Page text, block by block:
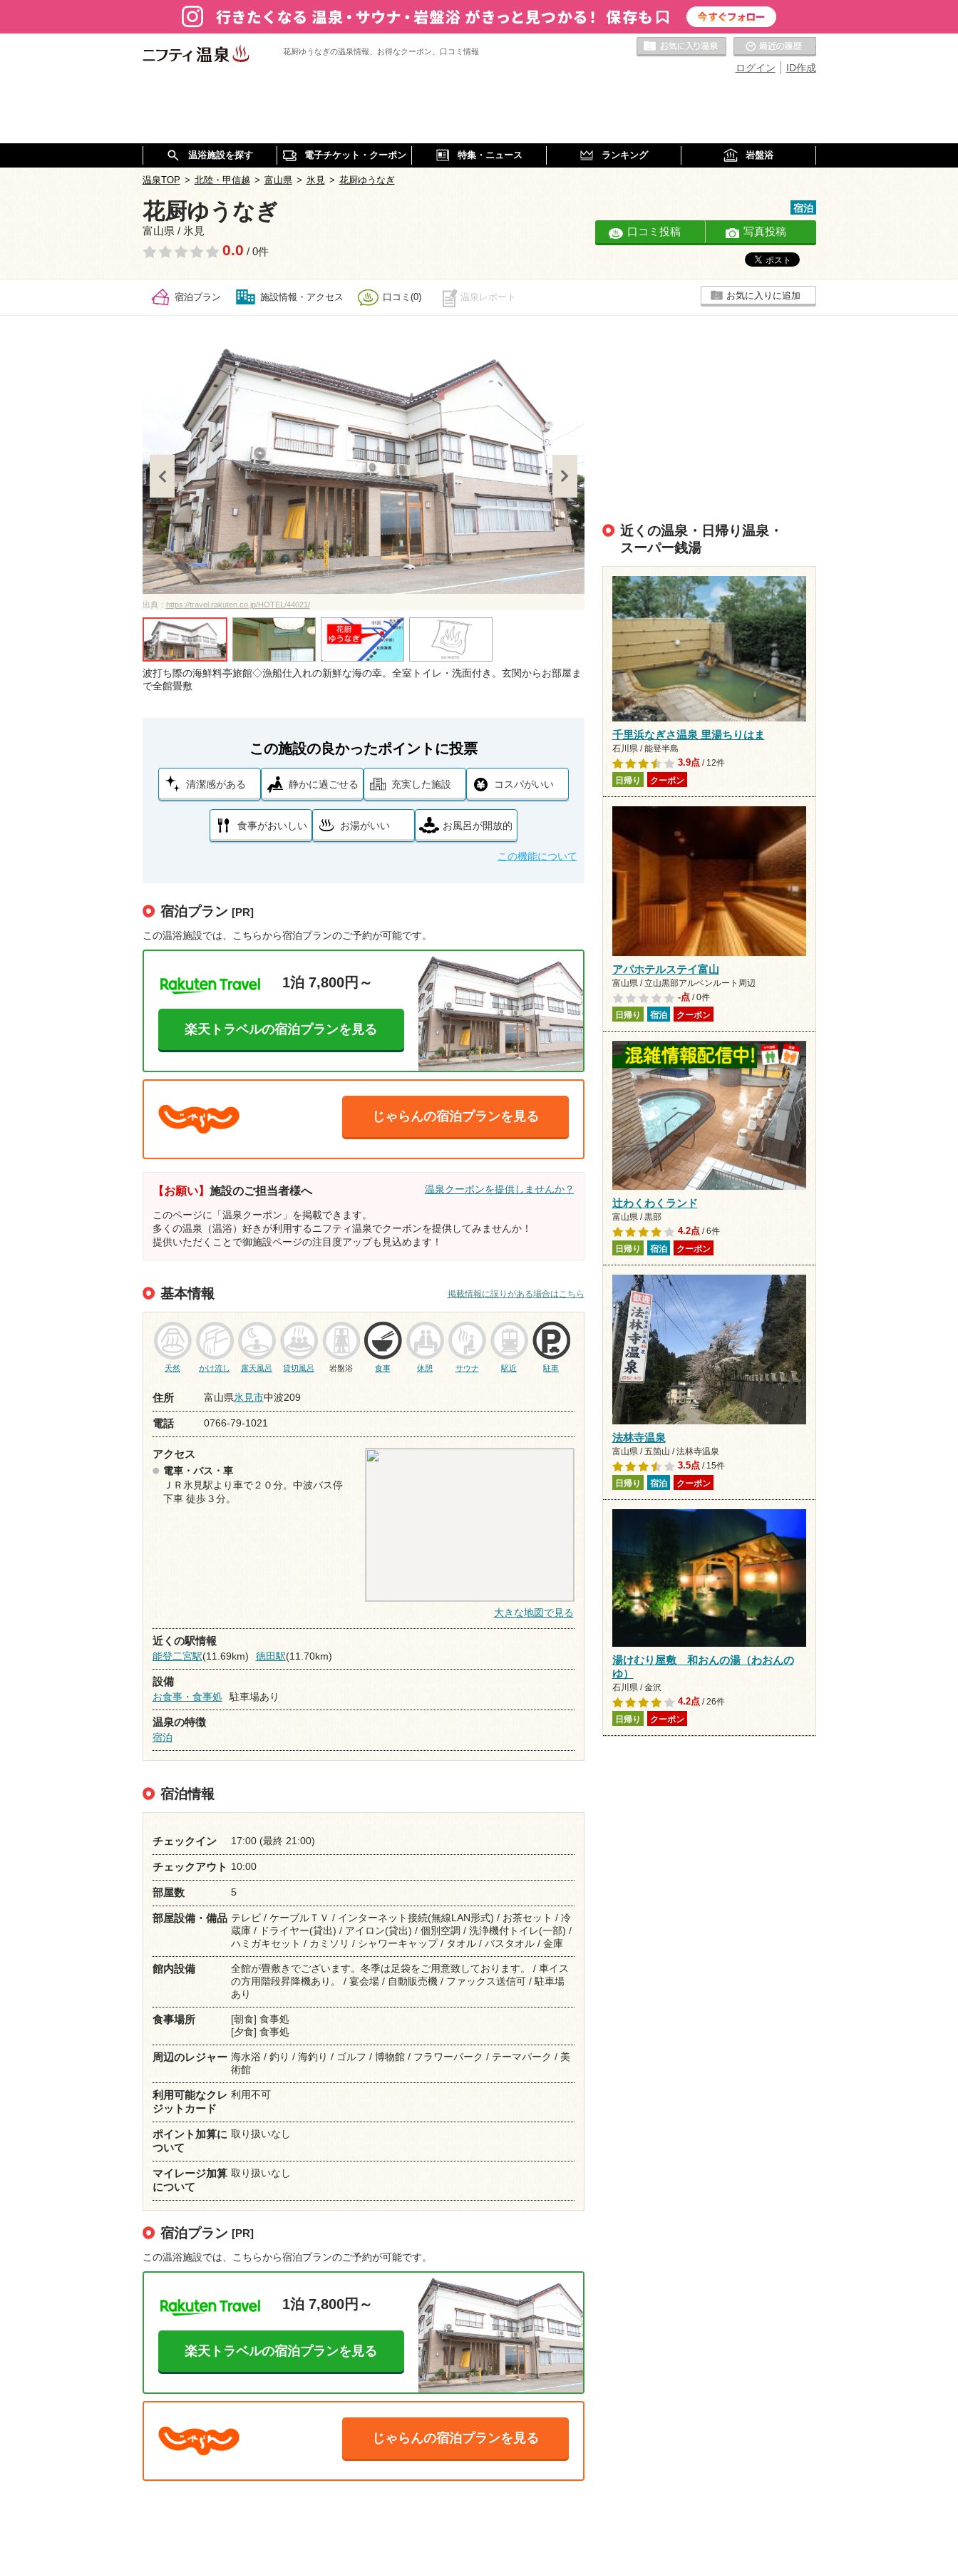
花厨ゆうなぎの温泉情報、お得なクーポン、口コミ情報
ID作成
ログイン
お気に入りの温泉
温浴施設を探す 電子チケット・クーポン 特集・ニュース ランキング 岩盤浴
温泉TOP > 北陸・甲信越 > 富山県 > 氷見 > 花厨ゆうなぎ
花厨ゆうなぎ
富山県 / 氷見
0.0 / 0件
宿泊
口コミ投稿 写真投稿
宿泊プラン 施設情報・アクセス 口コミ(0) 温泉レポート お気に入りに追加
出典： https://travel.rakuten.co.jp/HOTEL/44021/ https://travel.rakuten.co.jp/HOTEL/44021/
波打ち際の海鮮料亭旅館◇漁船仕入れの新鮮な海の幸。全室トイレ・洗面付き。玄関からお部屋ま
で全館畳敷
この施設の良かったポイントに投票
清潔感がある 静かに過ごせる 充実した施設 コスパがいい
食事がおいしい お湯がいい お風呂が開放的
この機能について
宿泊プラン [PR]
この温浴施設では、こちらから宿泊プランのご予約が可能です。
1泊 7,800円～
楽天トラベルの宿泊プランを見る
じゃらんの宿泊プランを見る
【お願い】 施設のご担当者様へ 温泉クーポンを提供しませんか？
このページに「温泉クーポン」を掲載できます。
多くの温泉（温浴）好きが利用するニフティ温泉でクーポンを提供してみませんか！
提供いただくことで御施設ページの注目度アップも見込めます！
基本情報 掲載情報に誤りがある場合はこちら
天然 かけ流し 露天風呂 貸切風呂 岩盤浴 食事 休憩 サウナ 駅近 駐車
住所 富山県氷見市中波209
電話 0766-79-1021
アクセス
電車・バス・車
ＪＲ氷見駅より車で２０分。中波バス停
下車 徒歩３分。
大きな地図で見る
近くの駅情報
能登二宮駅(11.69km) 徳田駅(11.70km)
設備
お食事・食事処
駐車場あり
温泉の特徴
宿泊
宿泊情報
チェックイン 17:00 (最終 21:00)
チェックアウト 10:00
部屋数 5
部屋設備・備品 テレビ / ケーブルＴＶ / インターネット接続(無線LAN形式) / お茶セット / 冷
蔵庫 / ドライヤー(貸出) / アイロン(貸出) / 個別空調 / 洗浄機付トイレ(一部) /
ハミガキセット / カミソリ / シャワーキャップ / タオル / バスタオル / 金庫
館内設備
全館が畳敷きでございます。冬季は足袋をご用意致しております。 / 車イス
の方用階段昇降機あり。 / 宴会場 / 自動販売機 / ファックス送信可 / 駐車場
あり
食事場所
[朝食] 食事処
[夕食] 食事処
周辺のレジャー 海水浴 / 釣り / 海釣り / ゴルフ / 博物館 / フラワーパーク / テーマパーク / 美
術館
利用可能なクレ
ジットカード
利用不可
ポイント加算に
ついて
取り扱いなし
マイレージ加算
について
取り扱いなし
宿泊プラン [PR]
この温浴施設では、こちらから宿泊プランのご予約が可能です。
1泊 7,800円～
楽天トラベルの宿泊プランを見る
じゃらんの宿泊プランを見る
近くの温泉・日帰り温泉・
スーパー銭湯
千里浜なぎさ温泉 里湯ちりはま
石川県 / 能登半島
3.9点/ 12件
日帰り クーポン
アパホテルステイ富山
富山県 / 立山黒部アルペンルート周辺
-点/ 0件
日帰り 宿泊 クーポン
辻わくわくランド
富山県 / 黒部
4.2点/ 6件
日帰り 宿泊 クーポン
法林寺温泉
富山県 / 五箇山 / 法林寺温泉
3.5点/ 15件
日帰り 宿泊 クーポン
湯けむり屋敷 和おんの湯（わおんの
ゆ）
石川県 / 金沢
4.2点/ 26件
日帰り クーポン